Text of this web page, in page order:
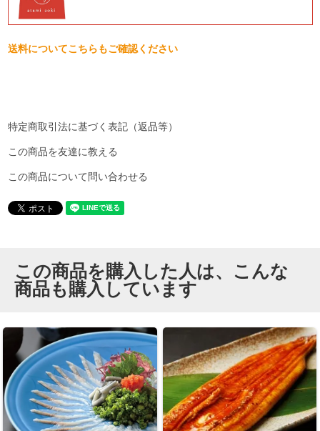
送料についてこちらもご確認ください
特定商取引法に基づく表記（返品等）
この商品を友達に教える
この商品について問い合わせる
この商品を購入した人は、こんな
商品も購入しています